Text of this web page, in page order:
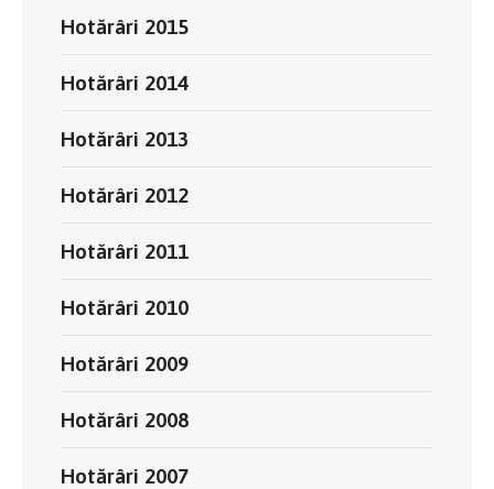
Hotărâri 2015
Hotărâri 2014
Hotărâri 2013
Hotărâri 2012
Hotărâri 2011
Hotărâri 2010
Hotărâri 2009
Hotărâri 2008
Hotărâri 2007